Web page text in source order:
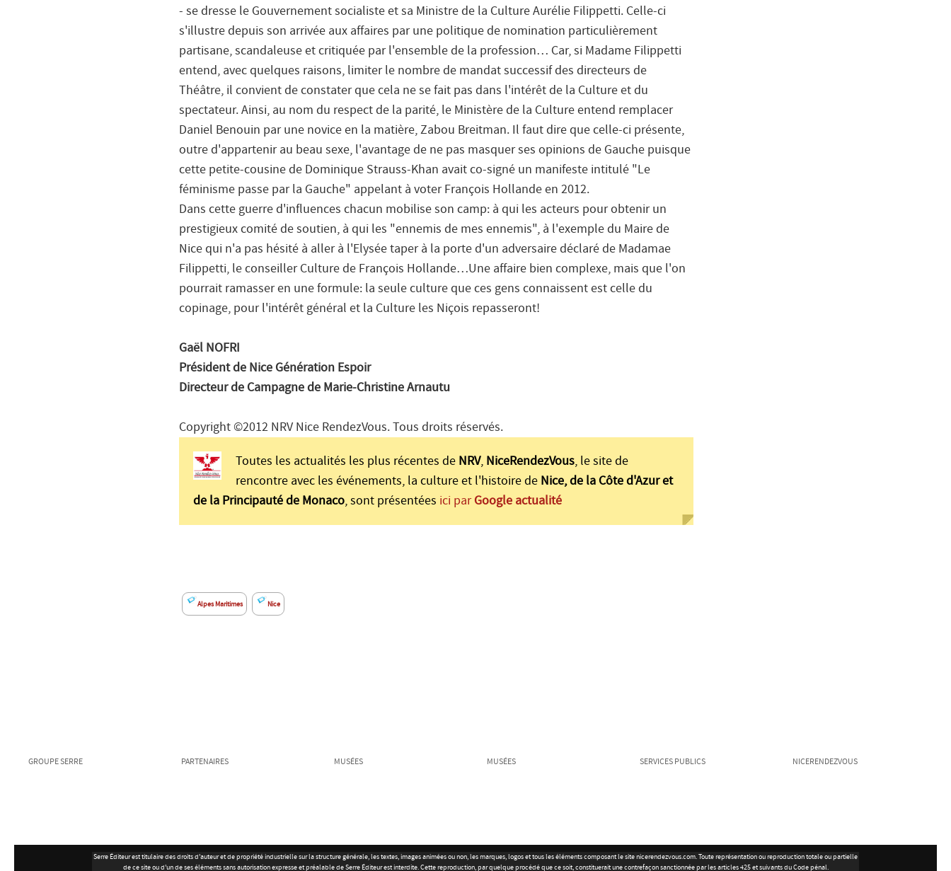
- se dresse le Gouvernement socialiste et sa Ministre de la Culture Aurélie Filippetti. Celle-ci
s'illustre depuis son arrivée aux affaires par une politique de nomination particulièrement
partisane, scandaleuse et critiquée par l'ensemble de la profession… Car, si Madame Filippetti
entend, avec quelques raisons, limiter le nombre de mandat successif des directeurs de
Théâtre, il convient de constater que cela ne se fait pas dans l'intérêt de la Culture et du
spectateur. Ainsi, au nom du respect de la parité, le Ministère de la Culture entend remplacer
Daniel Benouin par une novice en la matière, Zabou Breitman. Il faut dire que celle-ci présente,
outre d'appartenir au beau sexe, l'avantage de ne pas masquer ses opinions de Gauche puisque
cette petite-cousine de Dominique Strauss-Khan avait co-signé un manifeste intitulé "Le
féminisme passe par la Gauche" appelant à voter François Hollande en 2012.
Dans cette guerre d'influences chacun mobilise son camp: à qui les acteurs pour obtenir un
prestigieux comité de soutien, à qui les "ennemis de mes ennemis", à l'exemple du Maire de
Nice qui n'a pas hésité à aller à l'Elysée taper à la porte d'un adversaire déclaré de Madamae
Filippetti, le conseiller Culture de François Hollande…Une affaire bien complexe, mais que l'on
pourrait ramasser en une formule: la seule culture que ces gens connaissent est celle du
copinage, pour l'intérêt général et la Culture les Niçois repasseront!
Gaël NOFRI
Président de Nice Génération Espoir
Directeur de Campagne de Marie-Christine Arnautu
Copyright ©2012 NRV Nice RendezVous. Tous droits réservés.
Toutes les actualités les plus récentes de NRV, NiceRendezVous, le site de
rencontre avec les événements, la culture et l'histoire de Nice, de la Côte d'Azur et
de la Principauté de Monaco, sont présentées ici par Google actualité
Alpes Maritimes Nice
GROUPE SERRE PARTENAIRES MUSÉES MUSÉES SERVICES PUBLICS NICERENDEZVOUS
Serre Éditeur est titulaire des droits d'auteur et de propriété industrielle sur la structure générale, les textes, images animées ou non, les marques, logos et tous les éléments composant le site nicerendezvous.com. Toute représentation ou reproduction totale ou partielle
de ce site ou d'un de ses éléments sans autorisation expresse et préalable de Serre Éditeur est interdite. Cette reproduction, par quelque procédé que ce soit, constituerait une contrefaçon sanctionnée par les articles 425 et suivants du Code pénal.